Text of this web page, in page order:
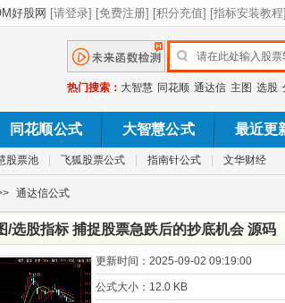
热门搜索： 大智慧 同花顺 通达信 主图 选股
同花顺公式 大智慧公式 最近更
股票池 飞狐股票公式 指南针公式 文华财经
通达信公式
/选股指标 捕捉股票急跌后的抄底机会 源码
更新时间： 2025-09-02 09:19:00
公式大小： 12.0 KB